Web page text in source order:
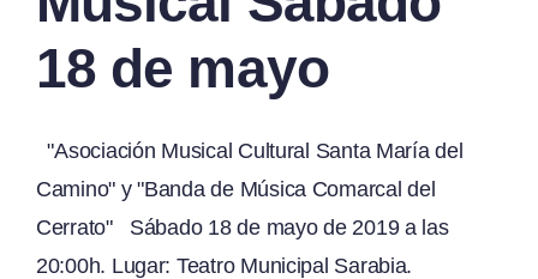
18 de mayo
"Asociación Musical Cultural Santa María del
Camino" y "Banda de Música Comarcal del
Cerrato" Sábado 18 de mayo de 2019 a las
20:00h. Lugar: Teatro Municipal Sarabia.